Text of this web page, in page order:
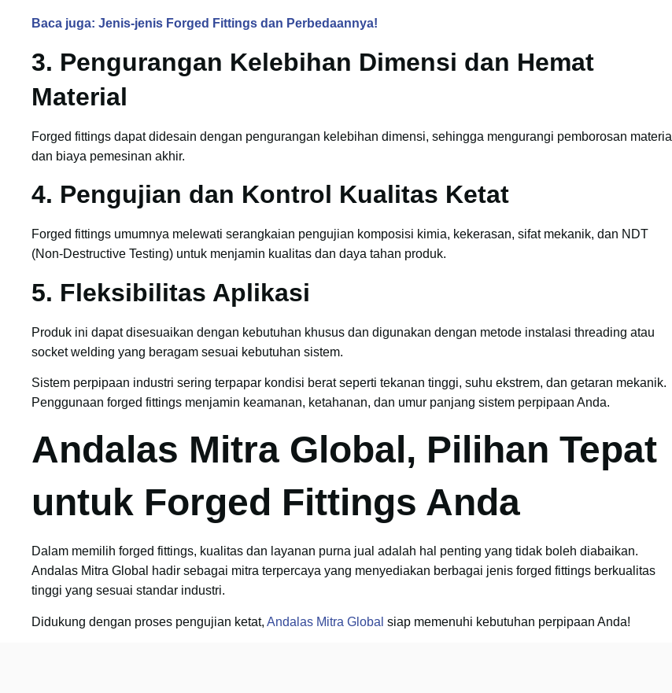
Baca juga: Jenis-jenis Forged Fittings dan Perbedaannya!
3. Pengurangan Kelebihan Dimensi dan Hemat
Material
Forged fittings dapat didesain dengan pengurangan kelebihan dimensi, sehingga mengurangi pemborosan material
dan biaya pemesinan akhir.
4. Pengujian dan Kontrol Kualitas Ketat
Forged fittings umumnya melewati serangkaian pengujian komposisi kimia, kekerasan, sifat mekanik, dan NDT
(Non-Destructive Testing) untuk menjamin kualitas dan daya tahan produk.
5. Fleksibilitas Aplikasi
Produk ini dapat disesuaikan dengan kebutuhan khusus dan digunakan dengan metode instalasi threading atau
socket welding yang beragam sesuai kebutuhan sistem.
Sistem perpipaan industri sering terpapar kondisi berat seperti tekanan tinggi, suhu ekstrem, dan getaran mekanik.
Penggunaan forged fittings menjamin keamanan, ketahanan, dan umur panjang sistem perpipaan Anda.
Andalas Mitra Global, Pilihan Tepat
untuk Forged Fittings Anda
Dalam memilih forged fittings, kualitas dan layanan purna jual adalah hal penting yang tidak boleh diabaikan.
Andalas Mitra Global hadir sebagai mitra terpercaya yang menyediakan berbagai jenis forged fittings berkualitas
tinggi yang sesuai standar industri.
Didukung dengan proses pengujian ketat, Andalas Mitra Global siap memenuhi kebutuhan perpipaan Anda!